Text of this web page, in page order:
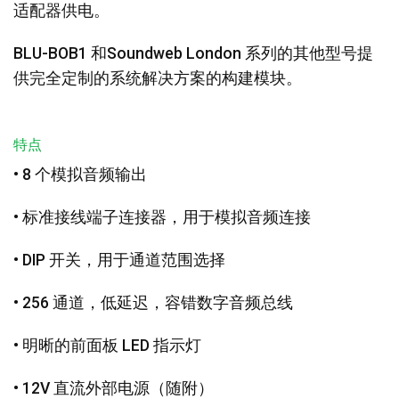
适配器供电。
BLU-BOB1 和Soundweb London 系列的其他型号提
供完全定制的系统解决方案的构建模块。
特点
• 8 个模拟音频输出
• 标准接线端子连接器，用于模拟音频连接
• DIP 开关，用于通道范围选择
• 256 通道，低延迟，容错数字音频总线
• 明晰的前面板 LED 指示灯
• 12V 直流外部电源（随附）